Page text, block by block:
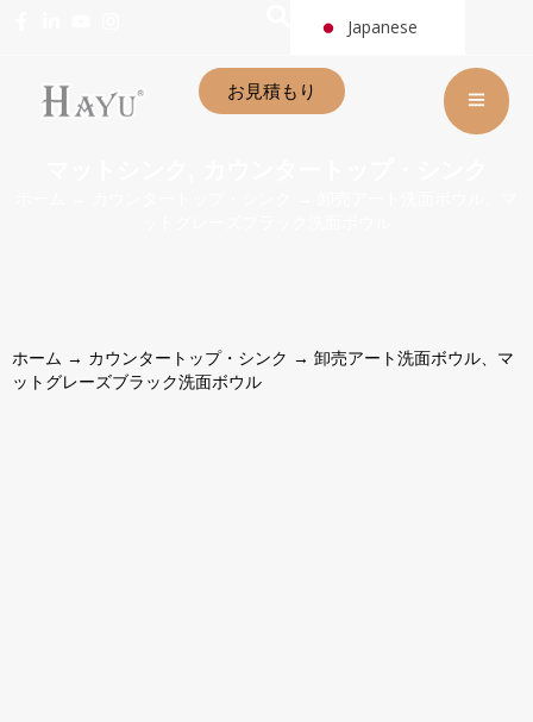
Japanese
お見積もり
ホーム → カウンタートップ・シンク → 卸売アート洗面ボウル、マ
ットグレーズブラック洗面ボウル